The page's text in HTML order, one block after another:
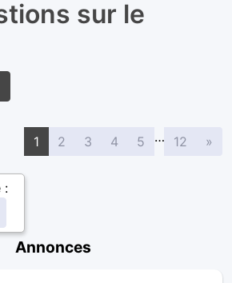
sur le
:
1 2 3 4 5 … 12 »
Annonces